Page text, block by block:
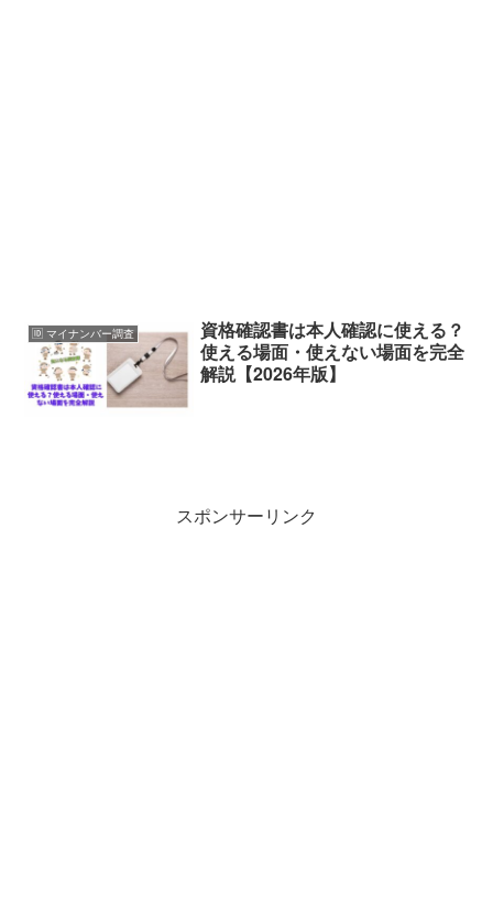
🆔 マイナンバー調査
資格確認書は本人確認に使える？
使える場面・使えない場面を完全
解説【2026年版】
スポンサーリンク